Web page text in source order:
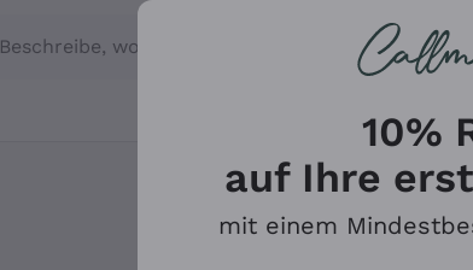
Beschreibe, wonach du suchst
10%
auf Ihre
mit einem